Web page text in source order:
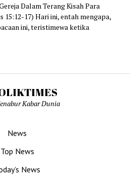
Dalam Terang Kisah Para
15:12-17) Hari ini, entah mengapa,
ini, teristimewa ketika
Kabar Dunia
News
Top News
News